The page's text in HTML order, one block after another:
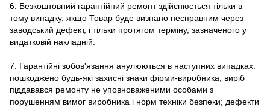
6. Безкоштовний гарантійний ремонт здійснюється тільки в
тому випадку, якщо Товар буде визнано несправним через
заводський дефект, і тільки протягом терміну, зазначеного у
видатковій накладній.
7. Гарантійні зобов'язання анулюються в наступних випадках:
пошкоджено будь-які захисні знаки фірми-виробника; виріб
піддавався ремонту не уповноваженими особами з
порушенням вимог виробника і норм техніки безпеки; дефекти